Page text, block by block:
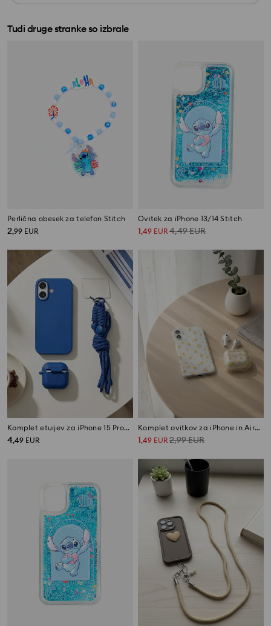
Tudi druge stranke so izbrale
Perlična obesek za telefon Stitch
2,99 EUR
Ovitek za iPhone 13/14 Stitch
1,49 EUR4,49EUR
Komplet etuijev za iPhone 15 Pro/16 Pro/17/17 Pro/17 Pro Max in AirPods Pro 3/4 z vrvico
4,49 EUR
Komplet ovitkov za iPhone in AirPods z rožnim motivom
1,49 EUR 2,99EUR